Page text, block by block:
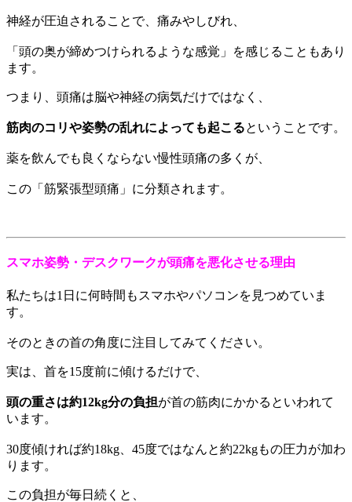
神経が圧迫されることで、痛みやしびれ、
「頭の奥が締めつけられるような感覚」を感じることもあり
ます。
つまり、頭痛は脳や神経の病気だけではなく、
筋肉のコリや姿勢の乱れによっても起こるということです。
薬を飲んでも良くならない慢性頭痛の多くが、
この「筋緊張型頭痛」に分類されます。
スマホ姿勢・デスクワークが頭痛を悪化させる理由
私たちは1日に何時間もスマホやパソコンを見つめていま
す。
そのときの首の角度に注目してみてください。
実は、首を15度前に傾けるだけで、
頭の重さは約12kg分の負担が首の筋肉にかかるといわれて
います。
30度傾ければ約18kg、45度ではなんと約22kgもの圧力が加わ
ります。
この負担が毎日続くと、